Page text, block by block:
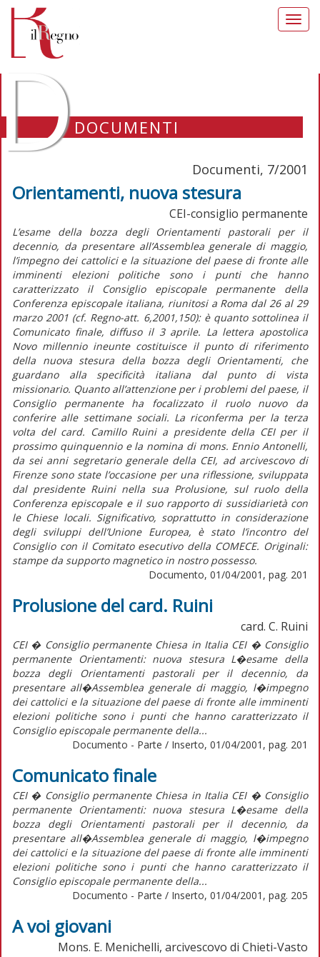
DOCUMENTI
Documenti, 7/2001
Orientamenti, nuova stesura
CEI-consiglio permanente
L’esame della bozza degli Orientamenti pastorali per il
decennio, da presentare all’Assemblea generale di maggio,
l’impegno dei cattolici e la situazione del paese di fronte alle
imminenti elezioni politiche sono i punti che hanno
caratterizzato il Consiglio episcopale permanente della
Conferenza episcopale italiana, riunitosi a Roma dal 26 al 29
marzo 2001 (cf. Regno-att. 6,2001,150): è quanto sottolinea il
Comunicato finale, diffuso il 3 aprile. La lettera apostolica
Novo millennio ineunte costituisce il punto di riferimento
della nuova stesura della bozza degli Orientamenti, che
guardano alla specificità italiana dal punto di vista
missionario. Quanto all’attenzione per i problemi del paese, il
Consiglio permanente ha focalizzato il ruolo nuovo da
conferire alle settimane sociali. La riconferma per la terza
volta del card. Camillo Ruini a presidente della CEI per il
prossimo quinquennio e la nomina di mons. Ennio Antonelli,
da sei anni segretario generale della CEI, ad arcivescovo di
Firenze sono state l’occasione per una riflessione, sviluppata
dal presidente Ruini nella sua Prolusione, sul ruolo della
Conferenza episcopale e il suo rapporto di sussidiarietà con
le Chiese locali. Significativo, soprattutto in considerazione
degli sviluppi dell’Unione Europea, è stato l’incontro del
Consiglio con il Comitato esecutivo della COMECE. Originali:
stampe da supporto magnetico in nostro possesso.
Documento, 01/04/2001, pag. 201
Prolusione del card. Ruini
card. C. Ruini
CEI � Consiglio permanente Chiesa in Italia CEI � Consiglio
permanente Orientamenti: nuova stesura L�esame della
bozza degli Orientamenti pastorali per il decennio, da
presentare all�Assemblea generale di maggio, l�impegno
dei cattolici e la situazione del paese di fronte alle imminenti
elezioni politiche sono i punti che hanno caratterizzato il
Consiglio episcopale permanente della...
Documento - Parte / Inserto, 01/04/2001, pag. 201
Comunicato finale
CEI � Consiglio permanente Chiesa in Italia CEI � Consiglio
permanente Orientamenti: nuova stesura L�esame della
bozza degli Orientamenti pastorali per il decennio, da
presentare all�Assemblea generale di maggio, l�impegno
dei cattolici e la situazione del paese di fronte alle imminenti
elezioni politiche sono i punti che hanno caratterizzato il
Consiglio episcopale permanente della...
Documento - Parte / Inserto, 01/04/2001, pag. 205
A voi giovani
Mons. E. Menichelli, arcivescovo di Chieti-Vasto